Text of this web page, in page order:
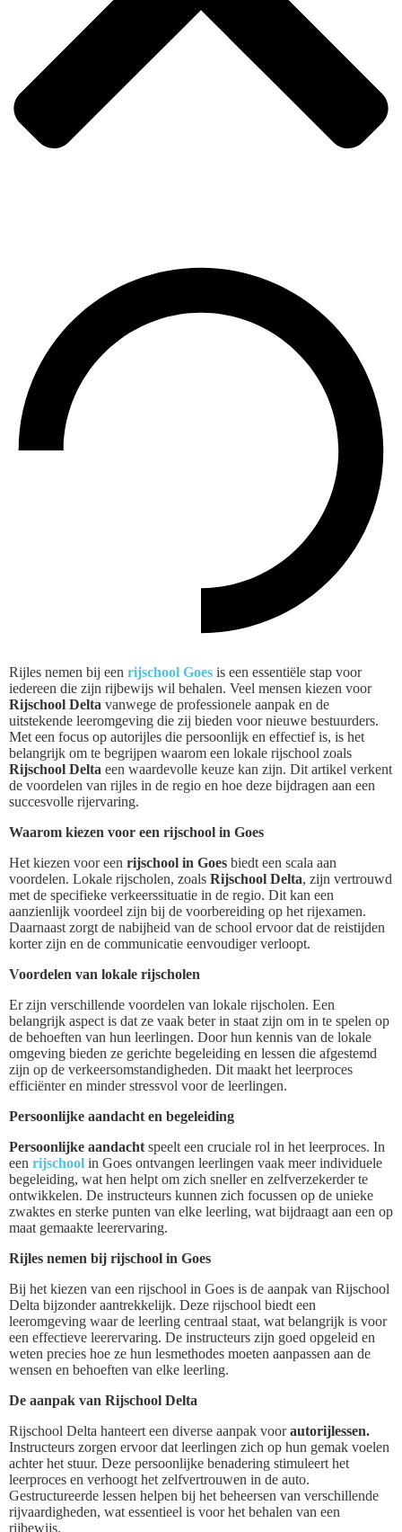
Rijles nemen bij een rijschool Goes is een essentiële stap voor
iedereen die zijn rijbewijs wil behalen. Veel mensen kiezen voor
Rijschool Delta vanwege de professionele aanpak en de
uitstekende leeromgeving die zij bieden voor nieuwe bestuurders.
Met een focus op autorijles die persoonlijk en effectief is, is het
belangrijk om te begrijpen waarom een lokale rijschool zoals
Rijschool Delta een waardevolle keuze kan zijn. Dit artikel verkent
de voordelen van rijles in de regio en hoe deze bijdragen aan een
succesvolle rijervaring.
Waarom kiezen voor een rijschool in Goes
Het kiezen voor een rijschool in Goes biedt een scala aan
voordelen. Lokale rijscholen, zoals Rijschool Delta, zijn vertrouwd
met de specifieke verkeerssituatie in de regio. Dit kan een
aanzienlijk voordeel zijn bij de voorbereiding op het rijexamen.
Daarnaast zorgt de nabijheid van de school ervoor dat de reistijden
korter zijn en de communicatie eenvoudiger verloopt.
Voordelen van lokale rijscholen
Er zijn verschillende voordelen van lokale rijscholen. Een
belangrijk aspect is dat ze vaak beter in staat zijn om in te spelen op
de behoeften van hun leerlingen. Door hun kennis van de lokale
omgeving bieden ze gerichte begeleiding en lessen die afgestemd
zijn op de verkeersomstandigheden. Dit maakt het leerproces
efficiënter en minder stressvol voor de leerlingen.
Persoonlijke aandacht en begeleiding
Persoonlijke aandacht speelt een cruciale rol in het leerproces. In
een rijschool in Goes ontvangen leerlingen vaak meer individuele
begeleiding, wat hen helpt om zich sneller en zelfverzekerder te
ontwikkelen. De instructeurs kunnen zich focussen op de unieke
zwaktes en sterke punten van elke leerling, wat bijdraagt aan een op
maat gemaakte leerervaring.
Rijles nemen bij rijschool in Goes
Bij het kiezen van een rijschool in Goes is de aanpak van Rijschool
Delta bijzonder aantrekkelijk. Deze rijschool biedt een
leeromgeving waar de leerling centraal staat, wat belangrijk is voor
een effectieve leerervaring. De instructeurs zijn goed opgeleid en
weten precies hoe ze hun lesmethodes moeten aanpassen aan de
wensen en behoeften van elke leerling.
De aanpak van Rijschool Delta
Rijschool Delta hanteert een diverse aanpak voorautorijlessen.
Instructeurs zorgen ervoor dat leerlingen zich op hun gemak voelen
achter het stuur. Deze persoonlijke benadering stimuleert het
leerproces en verhoogt het zelfvertrouwen in de auto.
Gestructureerde lessen helpen bij het beheersen van verschillende
rijvaardigheden, wat essentieel is voor het behalen van een
rijbewijs.